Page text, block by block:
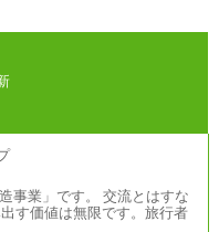
事業」です。 交流とはすな
す価値は無限です。旅行者